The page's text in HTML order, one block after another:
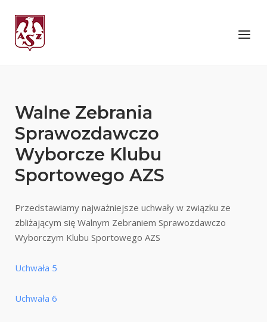
content
Home
Menu
Walne Zebrania
Sprawozdawczo
Wyborcze Klubu
Sportowego AZS
Przedstawiamy najważniejsze uchwały w związku ze
zbliżającym się Walnym Zebraniem Sprawozdawczo
Wyborczym Klubu Sportowego AZS
Uchwała 5
Uchwała 6